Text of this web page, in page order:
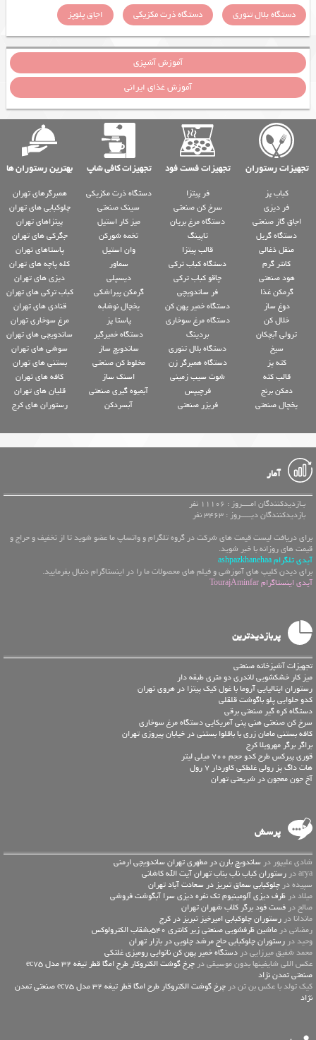
دستگاه بلال تنوری
دستگاه ذرت مکزیکی اجاق پلوپز
آموزش آشپزی
آموزش غذای ایرانی
تجهیزات رستوران تجهیزات فست فود تجهیزات کافی شاپ بهترین رستوران ها
کباب پز
فر دیزی
اجاق گاز صنعتی
دستگاه گریل
منقل ذغالی
کانتر گرم
هود صنعتی
گرمکن غذا
دوغ ساز
خلال کن
ترولی آبچکان
سیخ
کته پز
قالب کته
دمکن برنج
یخچال صنعتی
فر پیتزا
سرخ کن صنعتی
دستگاه مرغ بریان
تاپینگ
قالب پیتزا
دستگاه کباب ترکی
چاقو کباب ترکی
فر ساندویچی
دستگاه خمیر پهن کن
دستگاه مرغ سوخاری
بردینگ
دستگاه بلال تنوری
دستگاه همبرگر زن
شوت سیب زمینی
فرچیپس
فریزر صنعتی
دستگاه ذرت مکزیکی
سینک صنعتی
میز کار استیل
تخمه شورکن
وان استیل
سماور
دیسپلی
گرمکن پیراشکی
یخچال نوشابه
پاستا پز
دستگاه خمیرگیر
ساندویچ ساز
مخلوط کن صنعتی
اسنک ساز
آبمیوه گیری صنعتی
آبسردکن
همبرگرهای تهران
چلوکبابی های تهران
پیتزاهای تهران
جگرکی های تهران
پاستاهای تهران
کله پاچه های تهران
دیزی های تهران
کباب ترکی های تهران
قنادی های تهران
مرغ سوخاری تهران
ساندویچی های تهران
سوشی های تهران
بستنی های تهران
کافه های تهران
قلیان های تهران
رستوران های کرج
آمار
بـازدیدکنندگان امــــروز : 11106 نفر
بازدیدکنندگان دیـــــروز : 3463 نفر
برای دریافت لیست قیمت های شرکت در گروه تلگرام و واتساپ ما عضو شوید تا از تخفیف و حراج و
قیمت های روزانه با خبر شوید.
آیدی تلگرام ashpazkhanehaa
برای دیدن کلیپ های آموزشی و فیلم های محصولات ما را در اینستاگرام دنبال بفرمایید.
آیدی اینستاگرام TourajAminfar
پربازدیدترین
تجهیزات آشپزخانه صنعتی
میز کار خشکشویی لاندری دو متری طبقه دار
رستوران ایتالیایی آروما با غول کیک پیتزا در هروی تهران
کدو حلوایی پلو باگوشت قلقلی
دستگاه کره گیر صنعتی برقی
سرخ کن صنعتی هنی پنی آمریکایی دستگاه مرغ سوخاری
کافه بستنی مامان زری با باقلوا بستنی در خیابان پیروزی تهران
براگر برگر مهرویلا کرج
قوری پیرکس طرح کدو حجم 700 میلی لیتر
هات داگ پز رولی غلطکی کاوردار 7 رول
آخ جون معجون در شریعتی تهران
پرسش
شادی علیپور در ساندویچ بارن در مطهری تهران ساندویچی ارمنی
arya در
رستوران کباب ناب بناب تهران آیت الله کاشانی
سپیده در چلوکبابی سماق تبریز در سعادت آباد تهران
میلاد در ظرف دیزی آلومینیوم تک نفره دیزی سرا آبگوشت فروشی
صالح در فست فود برگر کلاب شهران تهران
ماندانا در رستوران چلوکبابی امیرخیز تبریز در کرج
رمضانی در ماشین ظرفشویی صنعتی زیر کانتری 540بشقاب الکترولوکس
وحید در رستوران چلوکبابی حاج مرشد چلویی در بازار تهران
محمد شفیق میرزایی در دستگاه خمیر پهن کن نانوایی رومیزی غلتکی
عكس اللي شايفينها بدون موسيقى در
چرخ گوشت الکتروکار طرح امگا قطر تیغه 32 مدل ec75
صنعتی تمدن نژاد
کیک تولد با عکس بن تن در
چرخ گوشت الکتروکار طرح امگا قطر تیغه 32 مدل ec75 صنعتی تمدن
نژاد